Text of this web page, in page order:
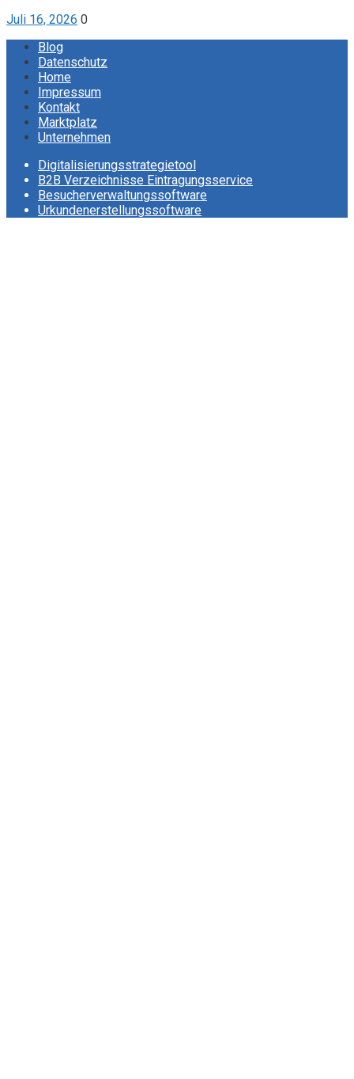
Juli 16, 2026 0
Blog
Datenschutz
Home
Impressum
Kontakt
Marktplatz
Unternehmen
Digitalisierungsstrategietool
B2B Verzeichnisse Eintragungsservice
Besucherverwaltungssoftware
Urkundenerstellungssoftware